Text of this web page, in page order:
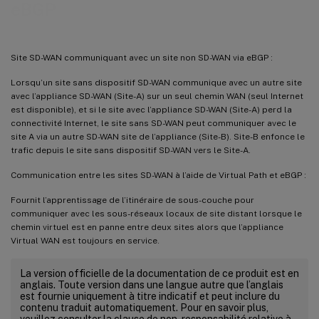
Site SD-WAN communiquant avec un site non SD-WAN via eBGP :
Lorsqu’un site sans dispositif SD-WAN communique avec un autre site
avec l’appliance SD-WAN (Site-A) sur un seul chemin WAN (seul Internet
est disponible), et si le site avec l’appliance SD-WAN (Site-A) perd la
connectivité Internet, le site sans SD-WAN peut communiquer avec le
site A via un autre SD-WAN site de l’appliance (Site-B). Site-B enfonce le
trafic depuis le site sans dispositif SD-WAN vers le Site-A.
Communication entre les sites SD-WAN à l’aide de Virtual Path et eBGP :
Fournit l’apprentissage de l’itinéraire de sous-couche pour
communiquer avec les sous-réseaux locaux de site distant lorsque le
chemin virtuel est en panne entre deux sites alors que l’appliance
Virtual WAN est toujours en service.
La version officielle de la documentation de ce produit est en
anglais. Toute version dans une langue autre que l’anglais
est fournie uniquement à titre indicatif et peut inclure du
contenu traduit automatiquement. Pour en savoir plus,